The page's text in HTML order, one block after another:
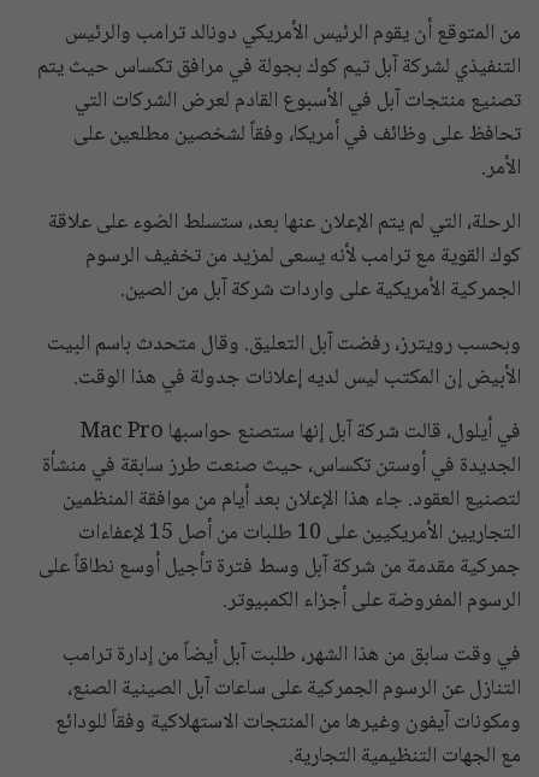
من المتوقع أن يقوم الرئيس الأمريكي دونالد ترامب والرئيس
التنفيذي لشركة آبل تيم كوك بجولة في مرافق تكساس حيث يتم
تصنيع منتجات آبل في الأسبوع القادم لعرض الشركات التي
تحافظ على وظائف في أمريكا، وفقاً لشخصين مطلعين على
الأمر.
الرحلة، التي لم يتم الإعلان عنها بعد، ستسلط الضوء على علاقة
كوك القوية مع ترامب لأنه يسعى لمزيد من تخفيف الرسوم
الجمركية الأمريكية على واردات شركة آبل من الصين.
وبحسب رويترز، رفضت آبل التعليق. وقال متحدث باسم البيت
الأبيض إن المكتب ليس لديه إعلانات جدولة في هذا الوقت.
في أيلول، قالت شركة آبل إنها ستصنع حواسبها Mac Pro
الجديدة في أوستن تكساس، حيث صنعت طرز سابقة في منشأة
لتصنيع العقود. جاء هذا الإعلان بعد أيام من موافقة المنظمين
التجاريين الأمريكيين على 10 طلبات من أصل 15 لإعفاءات
جمركية مقدمة من شركة آبل وسط فترة تأجيل أوسع نطاقاً على
الرسوم المفروضة على أجزاء الكمبيوتر.
في وقت سابق من هذا الشهر، طلبت آبل أيضاً من إدارة ترامب
التنازل عن الرسوم الجمركية على ساعات آبل الصينية الصنع،
ومكونات آيفون وغيرها من المنتجات الاستهلاكية وفقاً للودائع
مع الجهات التنظيمية التجارية.